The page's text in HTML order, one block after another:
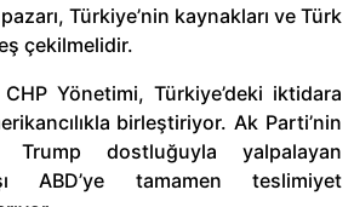
Türkiye’nin kaynakları ve Türk
çekilmelidir.
Yönetimi, Türkiye’deki iktidara
birleştiriyor. Ak Parti’nin
Trump dostluğuyla yalpalayan
ABD’ye tamamen teslimiyet